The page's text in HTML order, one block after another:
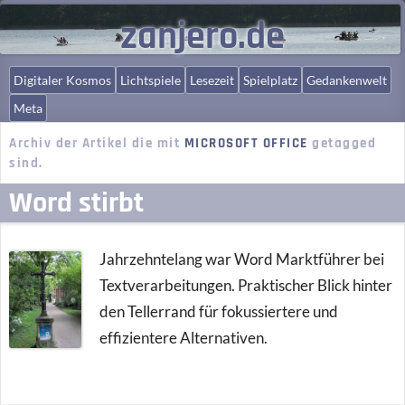
zanjero.de
Digitaler Kosmos Lichtspiele Lesezeit Spielplatz Gedankenwelt
Meta
Archiv der Artikel die mit MICROSOFT OFFICE getagged
sind.
Word stirbt
Jahrzehntelang war Word Marktführer bei
Textverarbeitungen. Praktischer Blick hinter
den Tellerrand für fokussiertere und
effizientere Alternativen.